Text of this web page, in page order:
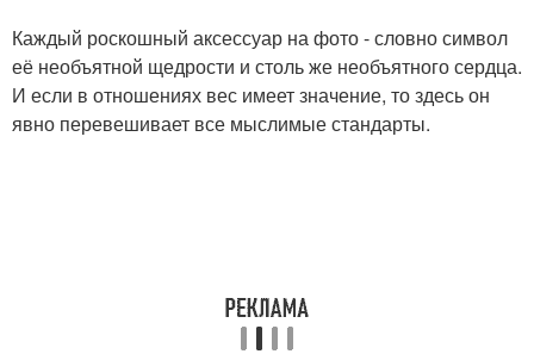
Каждый роскошный аксессуар на фото - словно символ
её необъятной щедрости и столь же необъятного сердца.
И если в отношениях вес имеет значение, то здесь он
явно перевешивает все мыслимые стандарты.